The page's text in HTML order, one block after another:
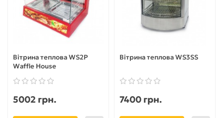
Вітрина теплова WS2P
Waffle House
5002 грн.
Вітрина теплова WS3SS
7400 грн.